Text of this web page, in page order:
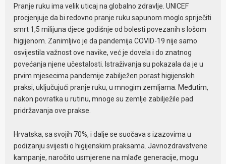
Pranje ruku ima velik uticaj na globalno zdravlje. UNICEF
procjenjuje da bi redovno pranje ruku sapunom moglo spriječiti
smrt 1,5 milijuna djece godišnje od bolesti povezanih s lošom
higijenom. Zanimljivo je da pandemija COVID-19 nije samo
osvijestila važnost ove navike, već je dovela i do znatnog
povećanja njene učestalosti. Istraživanja su pokazala da je u
prvim mjesecima pandemije zabilježen porast higijenskih
praksi, uključujući pranje ruku, u mnogim zemljama. Međutim,
nakon povratka u rutinu, mnoge su zemlje zabilježile pad
pridržavanja ove prakse.
Hrvatska, sa svojih 70%, i dalje se suočava s izazovima u
podizanju svijesti o higijenskim praksama. Javnozdravstvene
kampanje, naročito usmjerene na mlađe generacije, mogu